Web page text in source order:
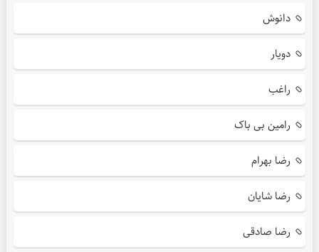
دانوش
دویار
راغب
رامین بی باک
رضا بهرام
رضا شایان
رضا صادقی